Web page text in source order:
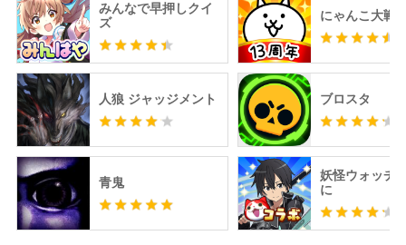
みんなで早押しクイ
ズ
人狼 ジャッジメント
青鬼
にゃんこ大戦
ブロスタ
妖怪ウォッチ
に